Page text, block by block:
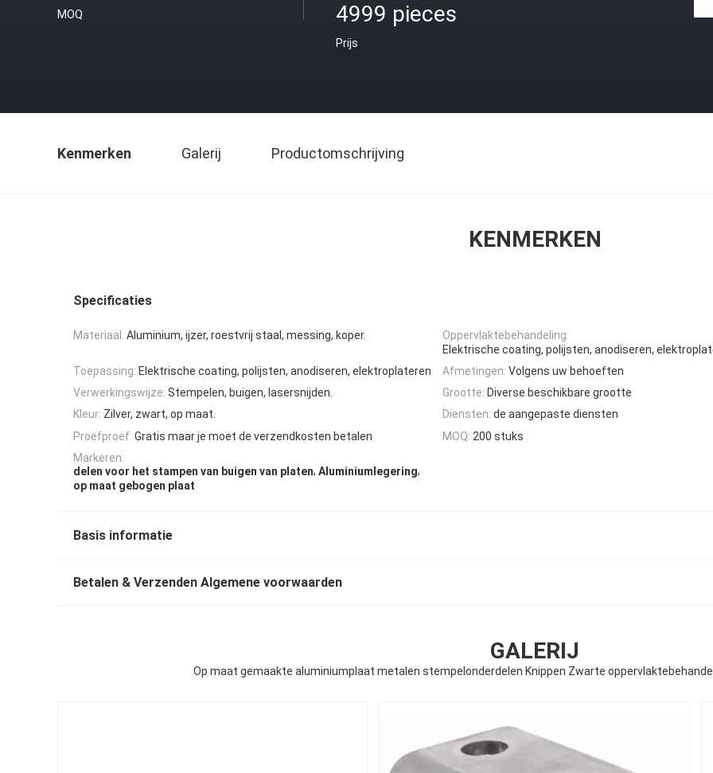
MOQ
4999 pieces
Prijs
Kenmerken Galerij Productomschrijving
KENMERKEN
Specificaties
Materiaal: Aluminium, ijzer, roestvrij staal, messing, koper.
Oppervlaktebehandeling:
Elektrische coating, polijsten, anodiseren,
Toepassing: Elektrische coating, polijsten, anodiseren, elektroplateren Afmetingen: Volgens uw behoeften
Verwerkingswijze: Stempelen, buigen, lasersnijden. Grootte: Diverse beschikbare grootte
Kleur: Zilver, zwart, op maat. Diensten: de aangepaste diensten
Proefproef: Gratis maar je moet de verzendkosten betalen MOQ: 200 stuks
Markeren:
delen voor het stampen van buigen van platen, Aluminiumlegering,
op maat gebogen plaat
Basis informatie
Betalen & Verzenden Algemene voorwaarden
GALERIJ
Op maat gemaakte aluminiumplaat metalen stempelonderdelen Knippen Zwarte